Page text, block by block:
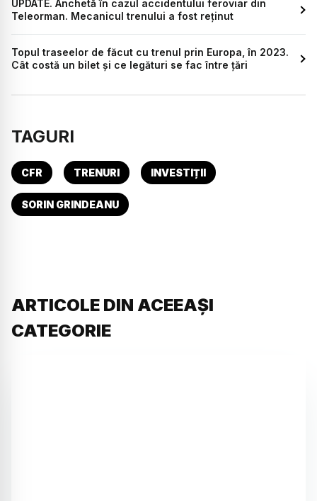
UPDATE. Anchetă în cazul accidentului feroviar din
Teleorman. Mecanicul trenului a fost reținut
Topul traseelor de făcut cu trenul prin Europa, în 2023.
Cât costă un bilet și ce legături se fac între țări
TAGURI
CFR TRENURI INVESTIȚII
SORIN GRINDEANU
ARTICOLE DIN ACEEAȘI
CATEGORIE